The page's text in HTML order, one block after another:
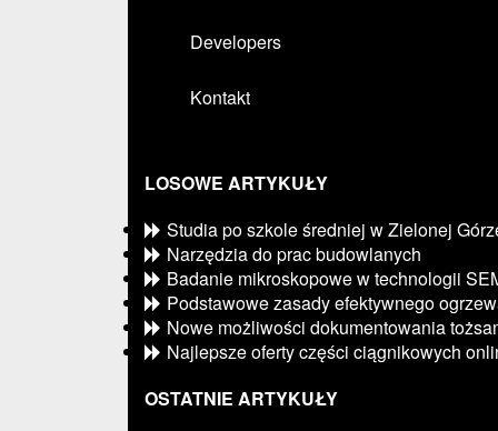
Developers
Kontakt
LOSOWE ARTYKUŁY
Studia po szkole średniej w Zielonej
Narzędzia do prac budowlanych
Badanie mikroskopowe w technologii
Podstawowe zasady efektywnego
Nowe możliwości dokumentowania
Najlepsze oferty części ciągnikowych
OSTATNIE ARTYKUŁY